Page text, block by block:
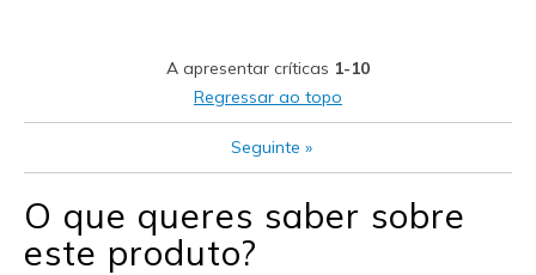
A apresentar críticas 1-10
Regressar ao topo
Seguinte »
O que queres saber sobre
este produto?